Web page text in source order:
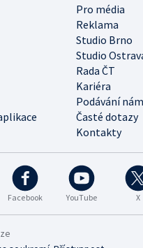
Facebook YouTube X
Pro média
Reklama
Studio Brno
Studio
Rada ČT
Kariéra
Podávání
Časté dotazy
Kontakty